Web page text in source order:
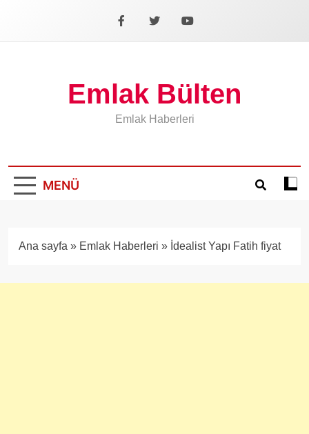
Facebook
X YouTube
Emlak Bülten
Emlak Haberleri
MENÜ
Koyu
Ana sayfa » Emlak Haberleri » İdealist Yapı Fatih fiyat